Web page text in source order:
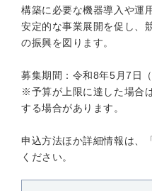
構築に必要な機器導入や運
安定的な事業展開を促し、
の振興を図ります。
募集期間：令和8年5月7日
※予算が上限に達した場合
する場合があります。
申込方法ほか詳細情報は、
ください。